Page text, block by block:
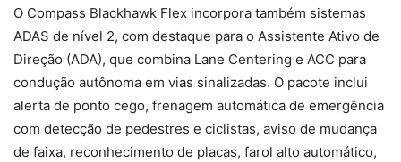
O Compass Blackhawk Flex incorpora também sistemas
ADAS de nível 2, com destaque para o Assistente Ativo de
Direção (ADA), que combina Lane Centering e ACC para
condução autônoma em vias sinalizadas. O pacote inclui
alerta de ponto cego, frenagem automática de emergência
com detecção de pedestres e ciclistas, aviso de mudança
de faixa, reconhecimento de placas, farol alto automático,